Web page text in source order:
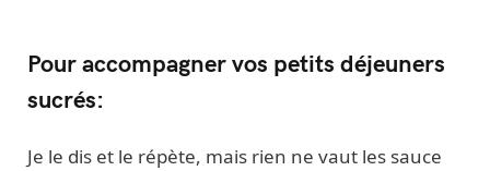
Pour accompagner vos petits déjeuners
sucrés:
Je le dis et le répète, mais rien ne vaut les sauce